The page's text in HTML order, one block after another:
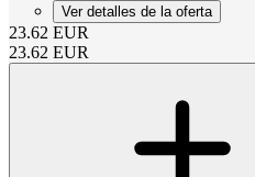
Ver detalles de la oferta
23.62 EUR
23.62 EUR